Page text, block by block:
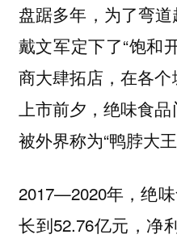
盘踞多年，为了弯
戴文军定下了“饱和
商大肆拓店，在各
上市前夕，绝味食
被外界称为“鸭脖大王
2017—2020年，绝
长到52.76亿元，净